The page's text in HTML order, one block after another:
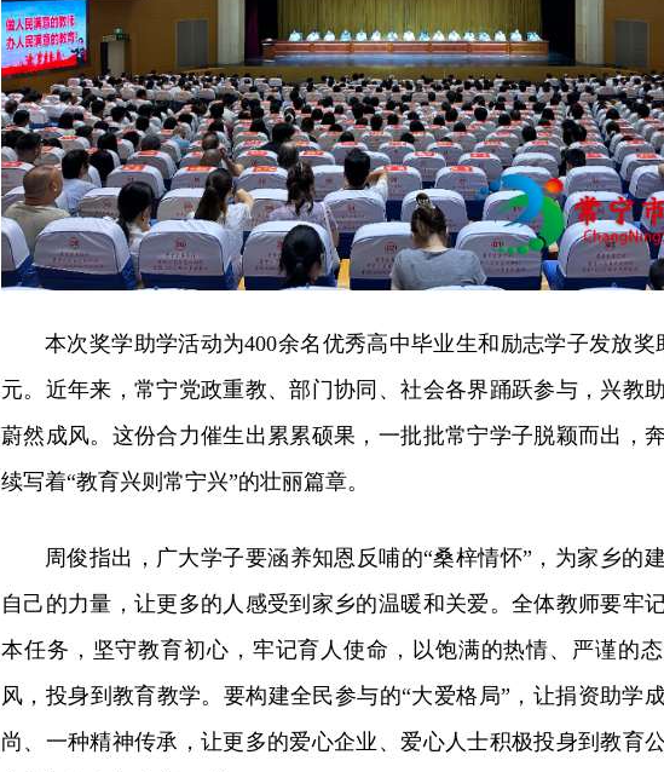
本次奖学助学活动为400余名优秀高中毕业生和励志学子发放奖
元。近年来，常宁党政重教、部门协同、社会各界踊跃参与，兴教
蔚然成风。这份合力催生出累累硕果，一批批常宁学子脱颖而出，
续写着“教育兴则常宁兴”的壮丽篇章。
周俊指出，广大学子要涵养知恩反哺的“桑梓情怀”，为家乡的
自己的力量，让更多的人感受到家乡的温暖和关爱。全体教师要牢
本任务，坚守教育初心，牢记育人使命，以饱满的热情、严谨的
风，投身到教育教学。要构建全民参与的“大爱格局”，让捐资助学
尚、一种精神传承，让更多的爱心企业、爱心人士积极投身到教育